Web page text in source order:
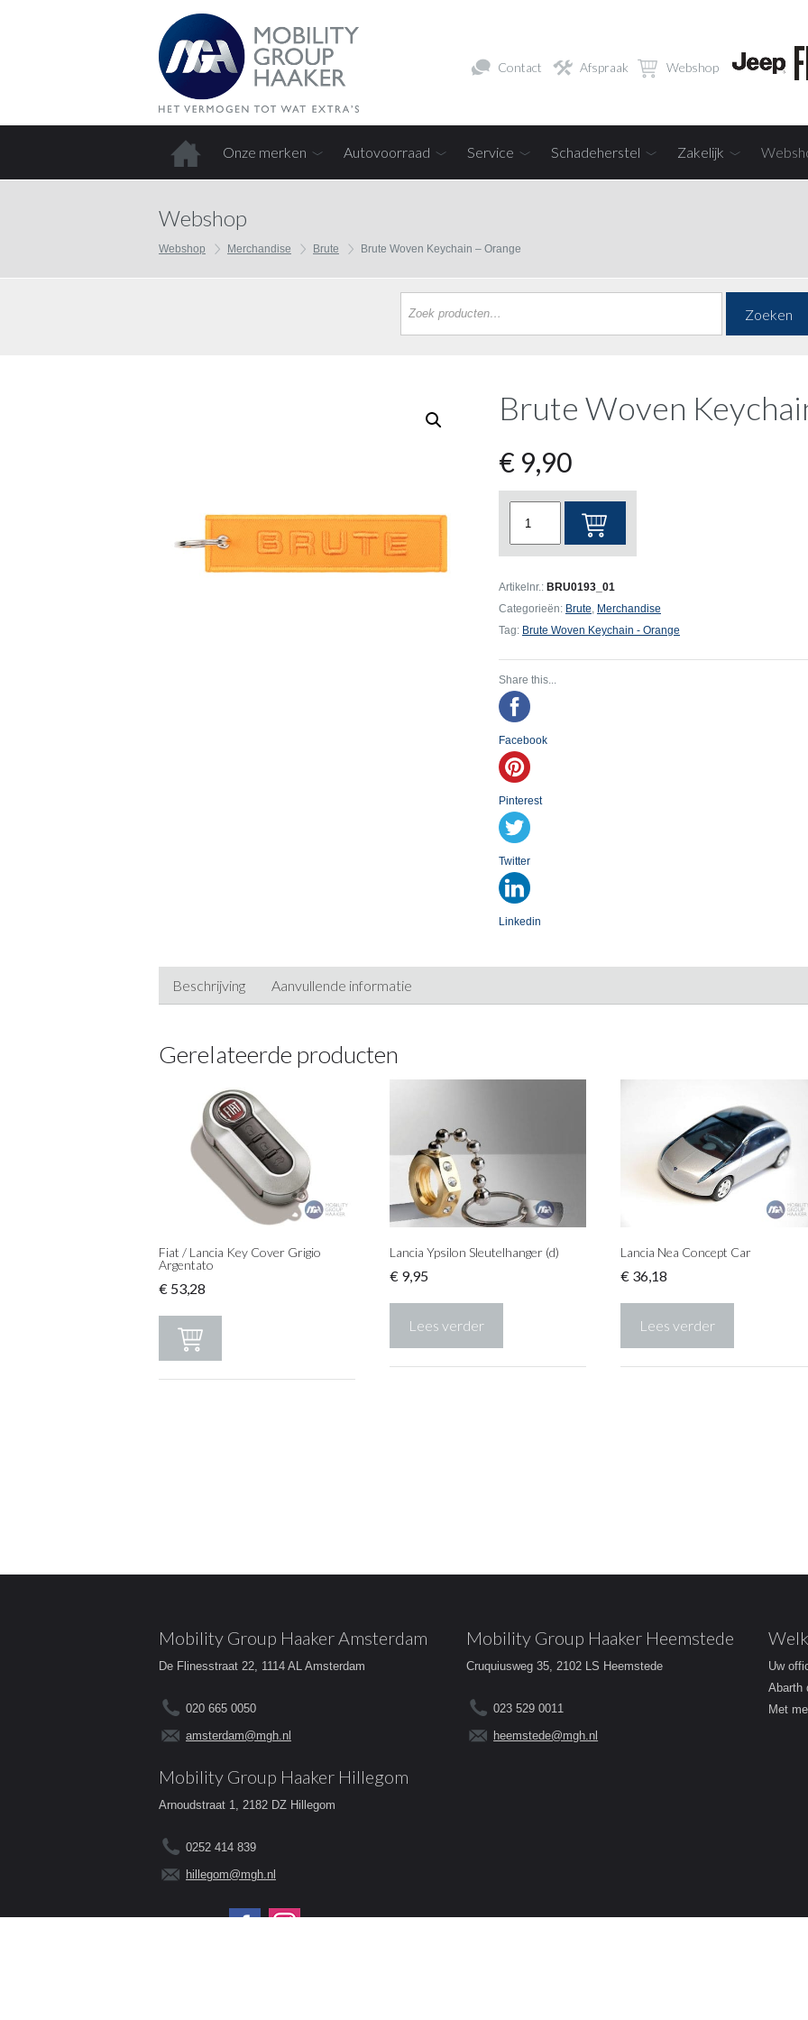
Contact Afspraak Webshop
Onze merken Autovoorraad Service Schadeherstel Zakelijk
Webshop
Webshop Merchandise Brute Brute Woven Keychain – Orange
Zoeken
Brute Woven
€9,90
Keychain
Artikelnr.: BRU0193_01
Categorieën: Brute Merchandise
Tag: Brute Woven Keychain - Orange
Share this...
Facebook
Pinterest
Twitter
Linkedin
Beschrijving Aanvullende informatie
Gerelateerde producten
Fiat / Lancia Key Cover Grigio
Argentato
€ 53,28
Lancia Ypsilon Sleutelhanger (d)
€9,95
Lees verder
Lancia Nea Concept Car
€36,18
Lees verder
Mobility Group Haaker Amsterdam
De Flinesstraat 22, 1114 AL Amsterdam
020 665 0050
amsterdam@mgh.nl
Mobility Group Haaker Heemstede
Cruquiusweg 35, 2102 LS Heemstede
023 529 0011
heemstede@mgh.nl
Mobility Group Haaker Hillegom
Arnoudstraat 1, 2182 DZ Hillegom
0252 414 839
hillegom@mgh.nl
Volg ons op:
Uw
Abarth
Met